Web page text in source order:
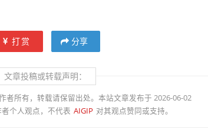
打赏 分享
文章投稿或转载声明：
者所有，转载请保留出处。本站文章发布于 2026-06-02
个人观点，不代表 AIGIP 对其观点赞同或支持。